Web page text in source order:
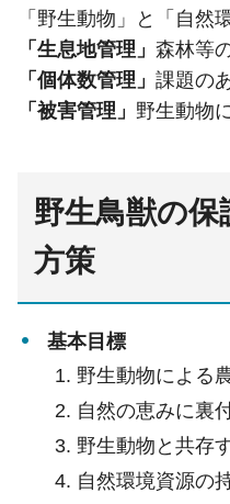
「野生動物」と「自
「生息地管理」 森林等
「個体数管理」 課題の
「被害管理」 野生動物
野生鳥獣の
方策
基本目標
野生動物による
自然の恵みに裏
野生動物と共存
自然環境資源の